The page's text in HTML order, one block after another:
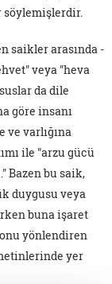
saikler arasında -
veya "heva
da dile
göre insanı
varlığına
ile "arzu gücü
Bazen bu saik,
duygusu veya
buna işaret
yönlendiren
yer